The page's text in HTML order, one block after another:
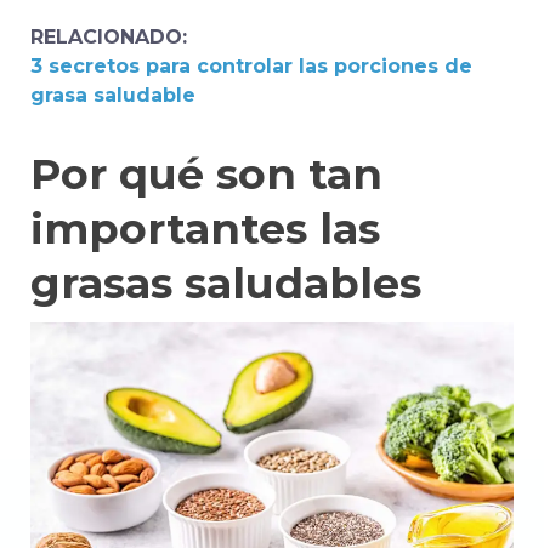
RELACIONADO:
3 secretos para controlar las porciones de
grasa saludable
Por qué son tan
importantes las
grasas saludables